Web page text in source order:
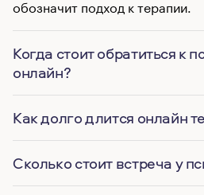
обозначит подход к терапии.
Когда стоит обратиться к
онлайн?
Как долго длится онлайн
Сколько стоит встреча у